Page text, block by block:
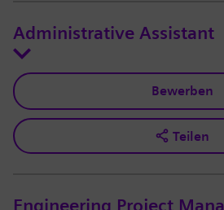
Administrative Assistant
Bewerben
Teilen